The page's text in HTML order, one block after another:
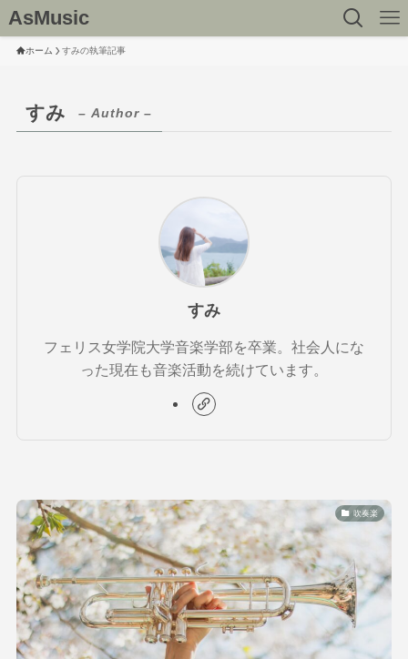
AsMusic
ホーム すみの執筆記事
すみ – Author –
すみ
フェリス女学院大学音楽学部を卒業。社会人にな
った現在も音楽活動を続けています。
吹奏楽